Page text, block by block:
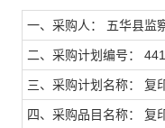
一、采购人： 五华县监
二、采购计划编号：
三、采购计划名称： 复
四、采购品目名称： 复